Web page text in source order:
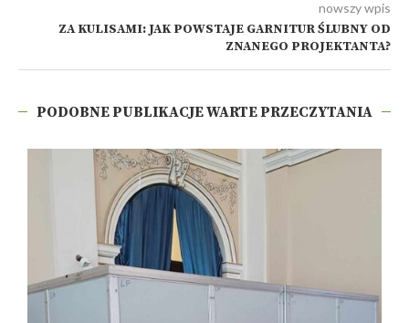
nowszy wpis
ZA KULISAMI: JAK POWSTAJE GARNITUR ŚLUBNY OD
ZNANEGO PROJEKTANTA?
PODOBNE PUBLIKACJE WARTE PRZECZYTANIA